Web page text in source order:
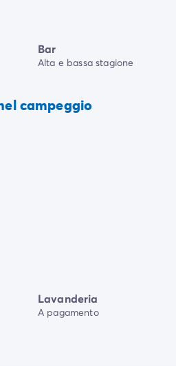
Bar
Alta e bassa stagione
campeggio
Lavanderia
A pagamento